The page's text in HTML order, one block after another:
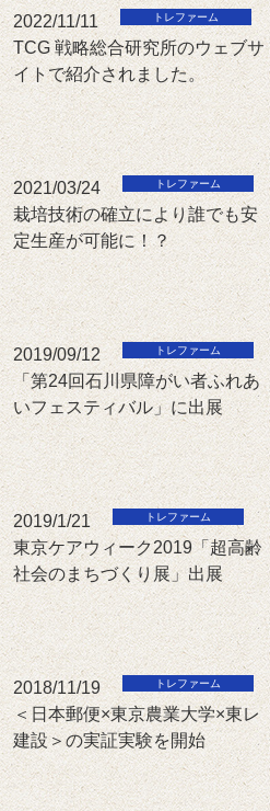
2022/11/11
TCG 戦略総合研究所のウェブサ
イトで紹介されました。
2021/03/24
栽培技術の確立により誰でも安
定生産が可能に！？
2019/09/12
「第24回石川県障がい者ふれあ
いフェスティバル」に出展
2019/1/21
東京ケアウィーク2019「超高齢
社会のまちづくり展」出展
2018/11/19
＜日本郵便×東京農業大学×東レ
建設＞の実証実験を開始